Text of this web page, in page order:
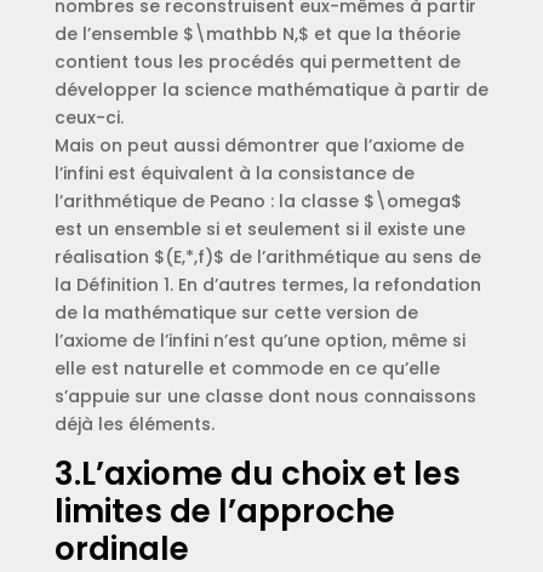
nombres se reconstruisent eux-mêmes à partir
de l’ensemble $\mathbb N,$ et que la théorie
contient tous les procédés qui permettent de
développer la science mathématique à partir de
ceux-ci.
Mais on peut aussi démontrer que l’axiome de
l’infini est équivalent à la consistance de
l’arithmétique de Peano : la classe $\omega$
est un ensemble si et seulement si il existe une
réalisation $(E,*,f)$ de l’arithmétique au sens de
la Définition 1. En d’autres termes, la refondation
de la mathématique sur cette version de
l’axiome de l’infini n’est qu’une option, même si
elle est naturelle et commode en ce qu’elle
s’appuie sur une classe dont nous connaissons
déjà les éléments.
3.L’axiome du choix et les
limites de l’approche
ordinale